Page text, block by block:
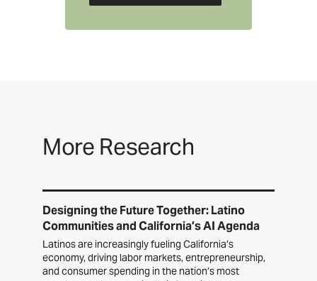
More Research
Designing the Future Together: Latino
Communities and California’s AI Agenda
Latinos are increasingly fueling California’s
economy, driving labor markets, entrepreneurship,
and consumer spending in the nation’s most